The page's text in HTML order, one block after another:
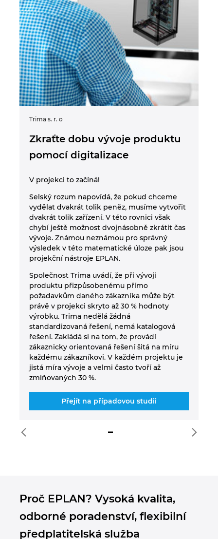
Trima s. r. o
Zkraťte dobu vývoje produktu
pomocí digitalizace
V projekci to začíná!
Selský rozum napovídá, že pokud chceme
vydělat dvakrát tolik peněz, musíme vytvořit
dvakrát tolik zařízení. V této rovnici však
chybí ještě možnost dvojnásobně zkrátit čas
vývoje. Známou neznámou pro správný
výsledek v této matematické úloze pak jsou
projekční nástroje EPLAN.
Společnost Trima uvádí, že při vývoji
produktu přizpůsobenému přímo
požadavkům daného zákazníka může být
právě v projekci skryto až 30 % hodnoty
výrobku. Trima nedělá žádná
standardizovaná řešení, nemá katalogová
řešení. Zakládá si na tom, že provádí
zákaznicky orientovaná řešení šitá na míru
každému zákazníkovi. V každém projektu je
jistá míra vývoje a velmi často tvoří až
zmiňovaných 30 %.
Přejít na případovou studii
Proč EPLAN? Vysoká kvalita,
odborné poradenství, flexibilní
předplatitelská služba